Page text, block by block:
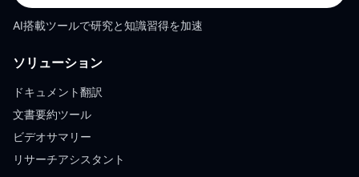
AI搭載ツールで研究と知識習得を加速
ソリューション
ドキュメント翻訳
文書要約ツール
ビデオサマリー
リサーチアシスタント